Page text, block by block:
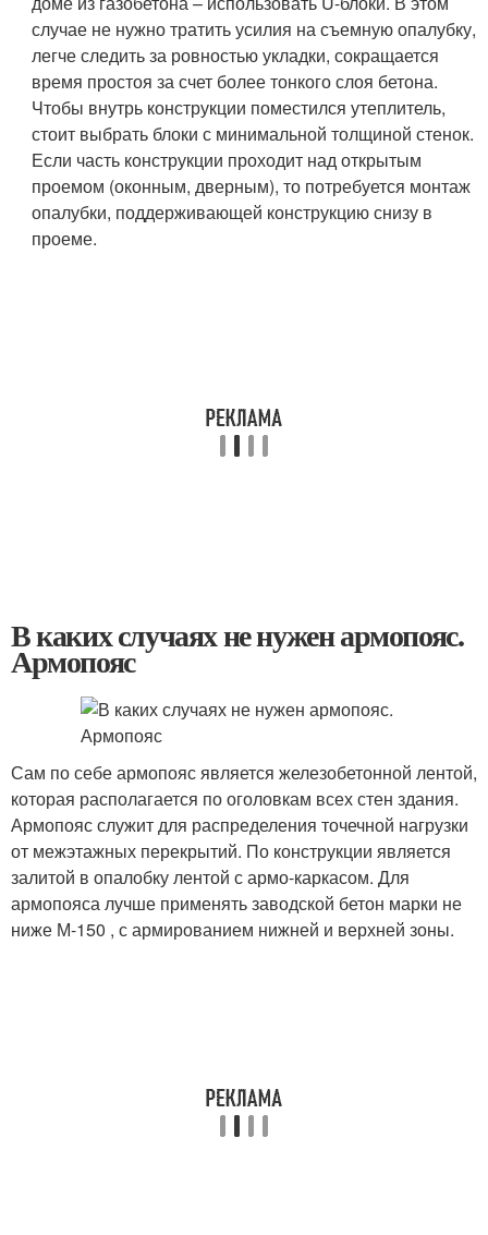
случае не нужно тратить усилия на съемную опалубку,
легче следить за ровностью укладки, сокращается
время простоя за счет более тонкого слоя бетона.
Чтобы внутрь конструкции поместился утеплитель,
стоит выбрать блоки с минимальной толщиной стенок.
Если часть конструкции проходит над открытым
проемом (оконным, дверным), то потребуется монтаж
опалубки, поддерживающей конструкцию снизу в
проеме.
В каких случаях не нужен армопояс.
Армопояс
Сам по себе армопояс является железобетонной лентой,
которая располагается по оголовкам всех стен здания.
Армопояс служит для распределения точечной нагрузки
от межэтажных перекрытий. По конструкции является
залитой в опалобку лентой с армо-каркасом. Для
армопояса лучше применять заводской бетон марки не
ниже М-150 , с армированием нижней и верхней зоны.